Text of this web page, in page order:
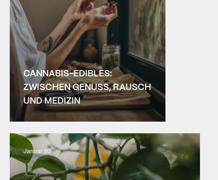
CANNABIS-EDIBLES:
ZWISCHEN GENUSS, RAUSCH
UND MEDIZIN
Januar 20